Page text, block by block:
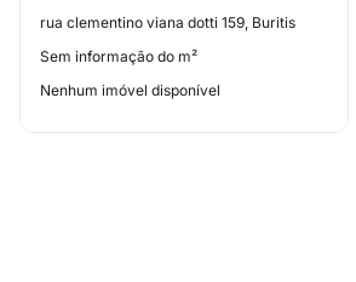
rua clementino viana dotti 159, Buritis
Sem informação do m²
Nenhum imóvel disponível